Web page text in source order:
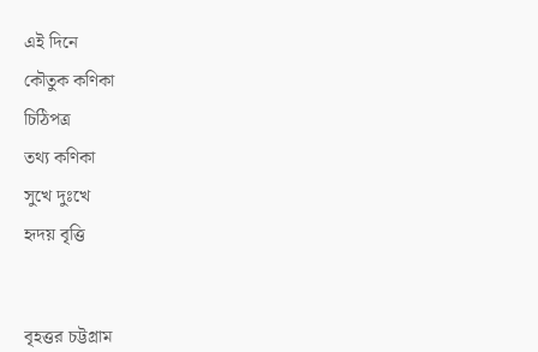
এই দিনে
কৌতুক কণিকা
চিঠিপত্র
তথ্য কণিকা
সুখে দুঃখে
হৃদয় বৃত্তি
বৃহত্তর চট্টগ্রাম